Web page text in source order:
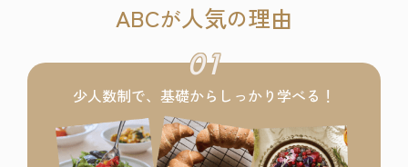
ABCが人気の理由
01
少人数制で、基礎からしっかり学べる！